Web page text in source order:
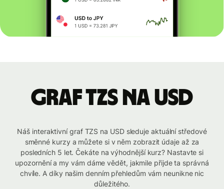
graf TZS na USD
Náš interaktivní graf TZS na USD sleduje aktuální středové
směnné kurzy a můžete si v něm zobrazit údaje až za
posledních 5 let. Čekáte na výhodnější kurz? Nastavte si
upozornění a my vám dáme vědět, jakmile přijde ta správná
chvíle. A díky našim denním přehledům vám neunikne nic
důležitého.